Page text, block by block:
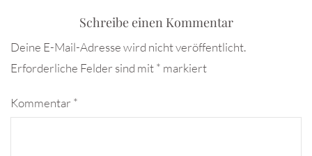
Schreibe einen Kommentar
Deine E-Mail-Adresse wird nicht veröffentlicht.
Erforderliche Felder sind mit* markiert
Kommentar *